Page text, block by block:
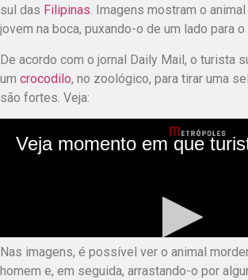
sul das Filipinas. Imagens mostram o
jovem na boca, puxando-o de um lado para o
De acordo com o jornal Daily Mail, o turista
um crocodilo, no zoológico, para tirar uma
são fortes. Veja:
Nas imagens, é possível ver o animal
homem e, em seguida, arrastando-o por